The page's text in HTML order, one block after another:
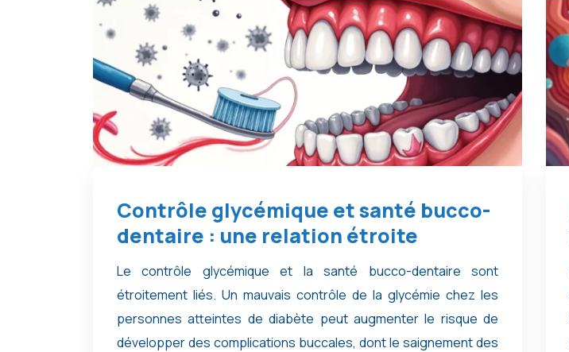
Contrôle glycémique et santé bucco-
dentaire : une relation étroite
Le contrôle glycémique et la santé bucco-dentaire sont
étroitement liés. Un mauvais contrôle de la glycémie chez les
personnes atteintes de diabète peut augmenter le risque de
développer des complications buccales, dont le saignement des